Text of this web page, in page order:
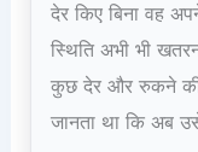
देर किए बिना वह
स्थिति अभी भी
कुछ देर और रुकने की
जानता था कि अब